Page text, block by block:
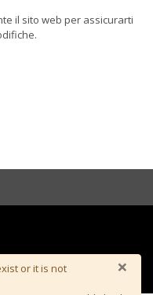
×
or it is not
il sito web per assicurarti
All rights reserved